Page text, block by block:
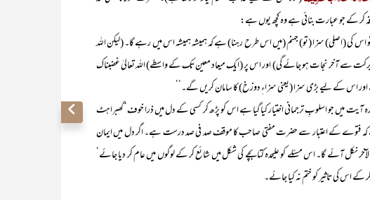
کے جو عبارت بنائی ہے وہ کچھ یوں ہے:
(اصلی) سزا (تو) جہنم (میں اس طرح رہنا) ہے کہ ہمیشہ ہمیشہ اس میں رہے گا۔ (لیکن اللہ
برکت سے آخر نجات ہو جائے گی) اور اس پر (ایک میعاد معین تک کے واسطے) اللہ تعالیٰ غضبناک
اس کے لیے بڑی سزا (یعنی سزاءِ دوزخ) کا سامان کریں گے۔‘‘
میں جو اسلوبِ ترجمانی اختیار کیا گیا ہے اس کو پڑھ کر کسی کے دل میں ذرا خوف‘ گھبراہٹ
ہے کہ فتوے کے اعتبار سے حضرت مفتی صاحب کا موقف صد فی صد درست ہے۔ اگر دل میں ایمان
نکل آئے گا۔ اس مسئلے کو علیحدہ کتابچے کی شکل میں شائع کر کے لوگوں میں عام کر دیا جائے‘
اس کی تاثیر کو ختم نہ کیا جائے۔